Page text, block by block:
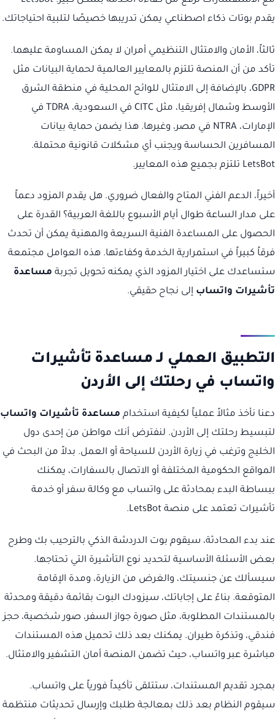
يقدم بوتات ذكاء اصطناعي يمكن تدريبها خصيصًا لتلبية احتياجاتك.
ثالثاً، الأمان والامتثال التنظيمي أمران لا يمكن المساومة عليهما.
تأكد من أن المنصة تلتزم بالمعايير العالمية لحماية البيانات مثل
GDPR، بالإضافة إلى الامتثال للوائح المحلية في منطقة الشرق
الأوسط وشمال إفريقيا، مثل CITC في السعودية، TDRA في
الإمارات، NTRA في مصر، وغيرها. هذا يضمن حماية بيانات
المسافرين الحساسة ويجنب أي مشكلات قانونية محتملة.
LetsBot تلتزم بجميع هذه المعايير.
أخيراً، الدعم الفني المتاح والفعال ضروري. هل يقدم المزود دعماً
على مدار الساعة طوال أيام الأسبوع باللغة العربية؟ القدرة على
الحصول على المساعدة الفنية السريعة والمهنية يمكن أن تحدث
فرقاً كبيراً في استمرارية الخدمة وكفاءتها. هذه العوامل مجتمعة
ستساعدك على اختيار المزود الذي يمكنه تحويل تجربة مساعدة
تأشيرات واتساب إلى نجاح حقيقي.
التطبيق العملي لـ مساعدة تأشيرات
واتساب في رحلتك إلى الأردن
دعنا نأخذ مثالاً عملياً لكيفية استخدام مساعدة تأشيرات واتساب
لتبسيط رحلتك إلى الأردن. لنفترض أنك مواطن من إحدى دول
الخليج وترغب في زيارة الأردن للسياحة أو العمل. بدلاً من البحث في
المواقع الحكومية المختلفة أو الاتصال بالسفارات، يمكنك
ببساطة البدء بمحادثة على واتساب مع وكالة سفر أو خدمة
تأشيرات تعتمد على منصة LetsBot.
عند بدء المحادثة، سيقوم بوت الدردشة الذكي بالترحيب بك وطرح
بعض الأسئلة الأساسية لتحديد نوع التأشيرة التي تحتاجها.
سيسألك عن جنسيتك، والغرض من الزيارة، ومدة الإقامة
المتوقعة. بناءً على إجاباتك، سيزودك البوت بقائمة دقيقة ومحدثة
بالمستندات المطلوبة، مثل صورة جواز السفر، صور شخصية، حجز
فندقي، وتذكرة طيران. يمكنك بعد ذلك تحميل هذه المستندات
مباشرة عبر واتساب، حيث تضمن المنصة أمان التشفير والامتثال.
بمجرد تقديم المستندات، ستتلقى تأكيداً فورياً على واتساب.
سيقوم النظام بعد ذلك بمعالجة طلبك وإرسال تحديثات منتظمة